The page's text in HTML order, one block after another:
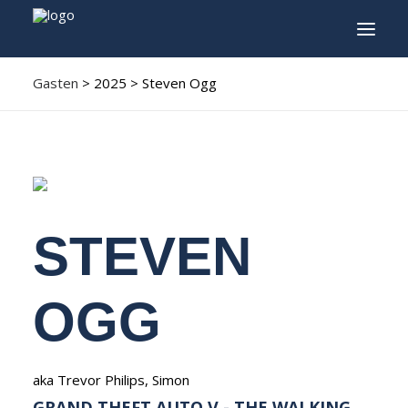
CONTACT
Gasten > 2025 > Steven Ogg
STEVEN
OGG
aka Trevor Philips, Simon